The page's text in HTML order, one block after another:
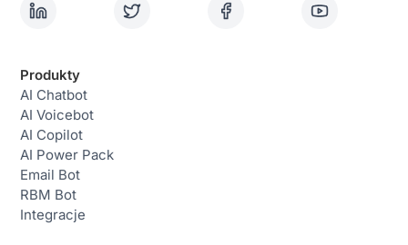
Produkty
AI Chatbot
AI Voicebot
AI Copilot
AI Power Pack
Email Bot
RBM Bot
Integracje